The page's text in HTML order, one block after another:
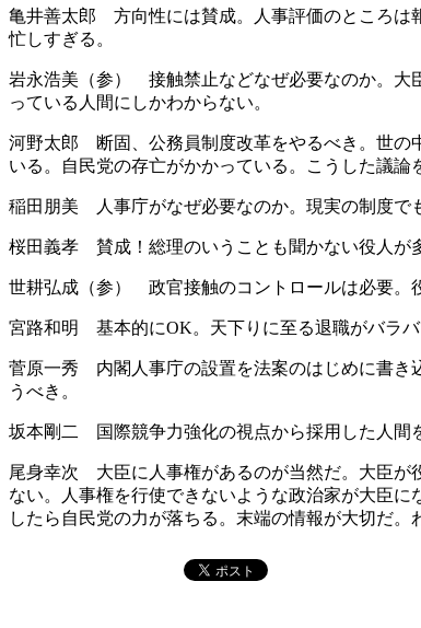
亀井善太郎 方向性には賛成。人事評価のところは
忙しすぎる。
岩永浩美（参） 接触禁止などなぜ必要なのか。大
っている人間にしかわからない。
河野太郎 断固、公務員制度改革をやるべき。世の
いる。自民党の存亡がかかっている。こうした議論
稲田朋美 人事庁がなぜ必要なのか。現実の制度で
桜田義孝 賛成！総理のいうことも聞かない役人が
世耕弘成（参） 政官接触のコントロールは必要。
宮路和明 基本的にOK。天下りに至る退職がバラバ
菅原一秀 内閣人事庁の設置を法案のはじめに書き
うべき。
坂本剛二 国際競争力強化の視点から採用した人間
尾身幸次 大臣に人事権があるのが当然だ。大臣が
ない。人事権を行使できないような政治家が大臣
したら自民党の力が落ちる。末端の情報が大切だ